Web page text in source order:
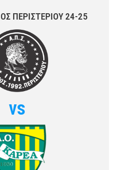
ΠΕΡΙΣΤΕΡΙΟΥ 24-25
vs